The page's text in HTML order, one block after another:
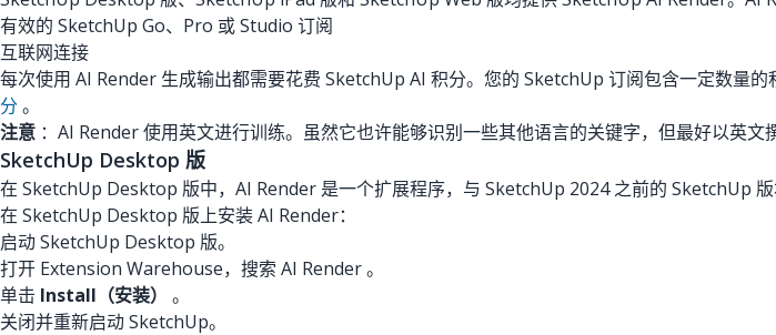
有效的 SketchUp Go、Pro 或 Studio 订阅
互联网连接
每次使用 AI Render 生成输出都需要花费 SketchUp AI 积分。您的 SketchUp 订阅包含一定数量
分 。
注意 ：AI Render 使用英文进行训练。虽然它也许能够识别一些其他语言的关键字，但最好以英文
SketchUp Desktop 版
在 SketchUp Desktop 版中，AI Render 是一个扩展程序，与 SketchUp 2024 之前的 SketchUp 版
在 SketchUp Desktop 版上安装 AI Render：
启动 SketchUp Desktop 版。
打开 Extension Warehouse，搜索 AI Render。
单击 Install（安装）
。
关闭并重新启动 SketchUp。